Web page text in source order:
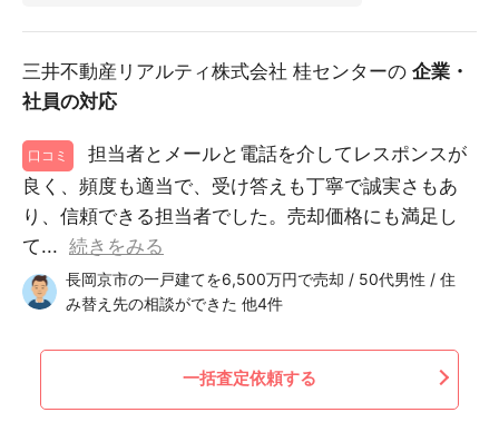
三井不動産リアルティ株式会社 桂センターの 企業・
社員の対応
口コミ
担当者とメールと電話を介してレスポンスが
良く、頻度も適当で、受け答えも丁寧で誠実さもあ
り、信頼できる担当者でした。売却価格にも満足し
て... 続きをみる
長岡京市の一戸建てを6,500万円で売却 / 50代男性 / 住
み替え先の相談ができた 他4件
一括査定依頼する